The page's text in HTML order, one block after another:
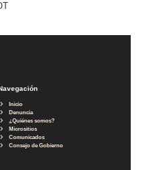
Inicio
Denuncia
¿Quiénes somos?
Micrositios
Comunicados
Consejo de Gobierno